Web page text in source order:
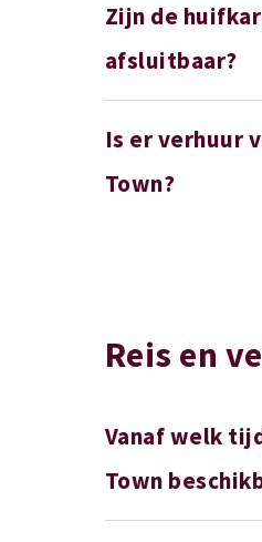
Zijn de
afsluitbaar?
Is er verhuur
Town?
Reis en
Vanaf welk
Town